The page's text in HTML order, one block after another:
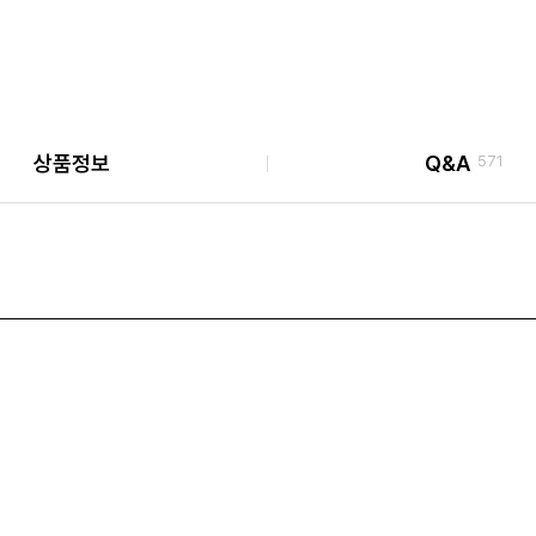
상품정보 Q&A 571